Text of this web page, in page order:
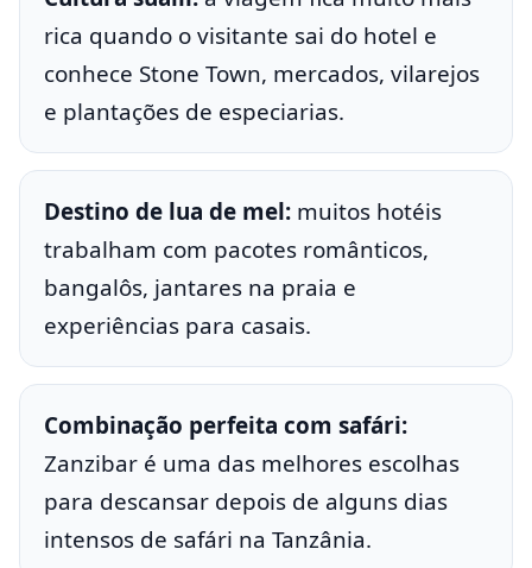
rica quando o visitante sai do hotel e
conhece Stone Town, mercados, vilarejos
e plantações de especiarias.
Destino de lua de mel: muitos hotéis
trabalham com pacotes românticos,
bangalôs, jantares na praia e
experiências para casais.
Combinação perfeita com safári:
Zanzibar é uma das melhores escolhas
para descansar depois de alguns dias
intensos de safári na Tanzânia.